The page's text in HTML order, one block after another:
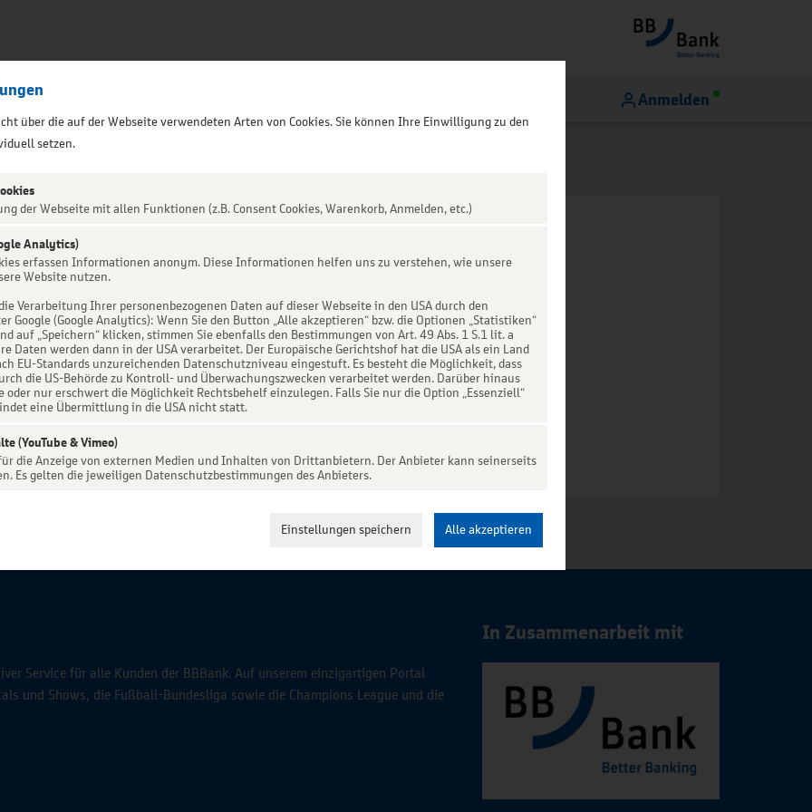
Anmelden
NICHT GEFUNDEN
Service für alle Kunden der BBBank. Auf unserem einzigartigen Portal
und Shows, die Fußball-Bundesliga sowie die Champions League und die
In Zusammenarbeit mit
über die auf der Webseite verwendeten Arten von Cookies. Sie können Ihre Einwilligung zu den
setzen.
der Webseite mit allen Funktionen (z.B. Consent Cookies, Warenkorb, Anmelden, etc.)
Analytics)
erfassen Informationen anonym. Diese Informationen helfen uns zu verstehen, wie unsere
Website nutzen.
Verarbeitung Ihrer personenbezogenen Daten auf dieser Webseite in den USA durch den
Google (Google Analytics): Wenn Sie den Button „Alle akzeptieren“ bzw. die Optionen „Statistiken“
auf „Speichern“ klicken, stimmen Sie ebenfalls den Bestimmungen von Art. 49 Abs. 1 S.1 lit. a
Daten werden dann in der USA verarbeitet. Der Europäische Gerichtshof hat die USA als ein Land
EU-Standards unzureichenden Datenschutzniveau eingestuft. Es besteht die Möglichkeit, dass
die US-Behörde zu Kontroll- und Überwachungszwecken verarbeitet werden. Darüber hinaus
oder nur erschwert die Möglichkeit Rechtsbehelf einzulegen. Falls Sie nur die Option „Essenziell“
eine Übermittlung in die USA nicht statt.
(YouTube & Vimeo)
die Anzeige von externen Medien und Inhalten von Drittanbietern. Der Anbieter kann seinerseits
Es gelten die jeweiligen Datenschutzbestimmungen des Anbieters.
Einstellungen speichern Alle akzeptieren